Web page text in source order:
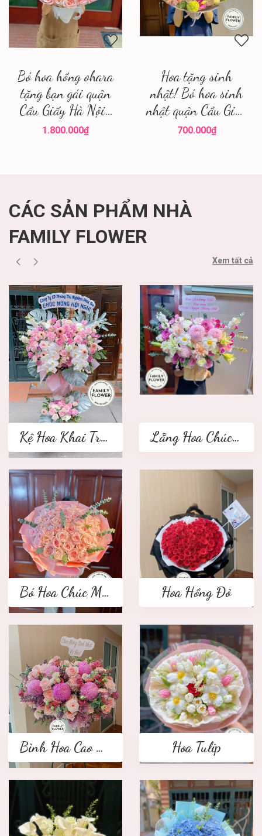
Bó hoa hồng ohara
tặng bạn gái quận
Cầu Giấy Hà Nội ,
điện hoa hà nội
1.800.000₫
Hoa tặng sinh
nhật! Bó hoa sinh
nhật quận Cầu Giấy
! Family flower hoa
700.000₫
CÁC SẢN PHẨM NHÀ
FAMILY FLOWER
Xem tất cả
Kệ Hoa Khai Trương 2 tầng Lẵng Hoa Chúc Mừng
Bó Hoa Chúc Mừng Hoa Hồng Đỏ
Bình Hoa Cao Cấp Hoa Tulip